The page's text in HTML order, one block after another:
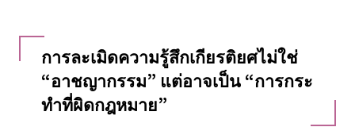
การละเมิดความรู้สึกเกียรติยศไม่ใช่
“อาชญากรรม” แต่อาจเป็น “การกระ
ทำที่ผิดกฎหมาย”